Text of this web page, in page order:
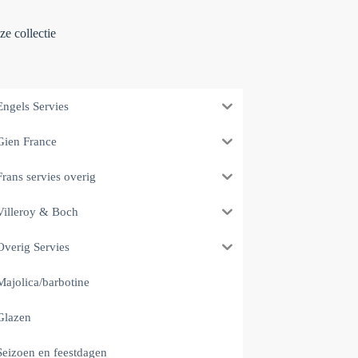
collectie
Servies
France
servies overig
& Boch
Servies
barbotine
en feestdagen